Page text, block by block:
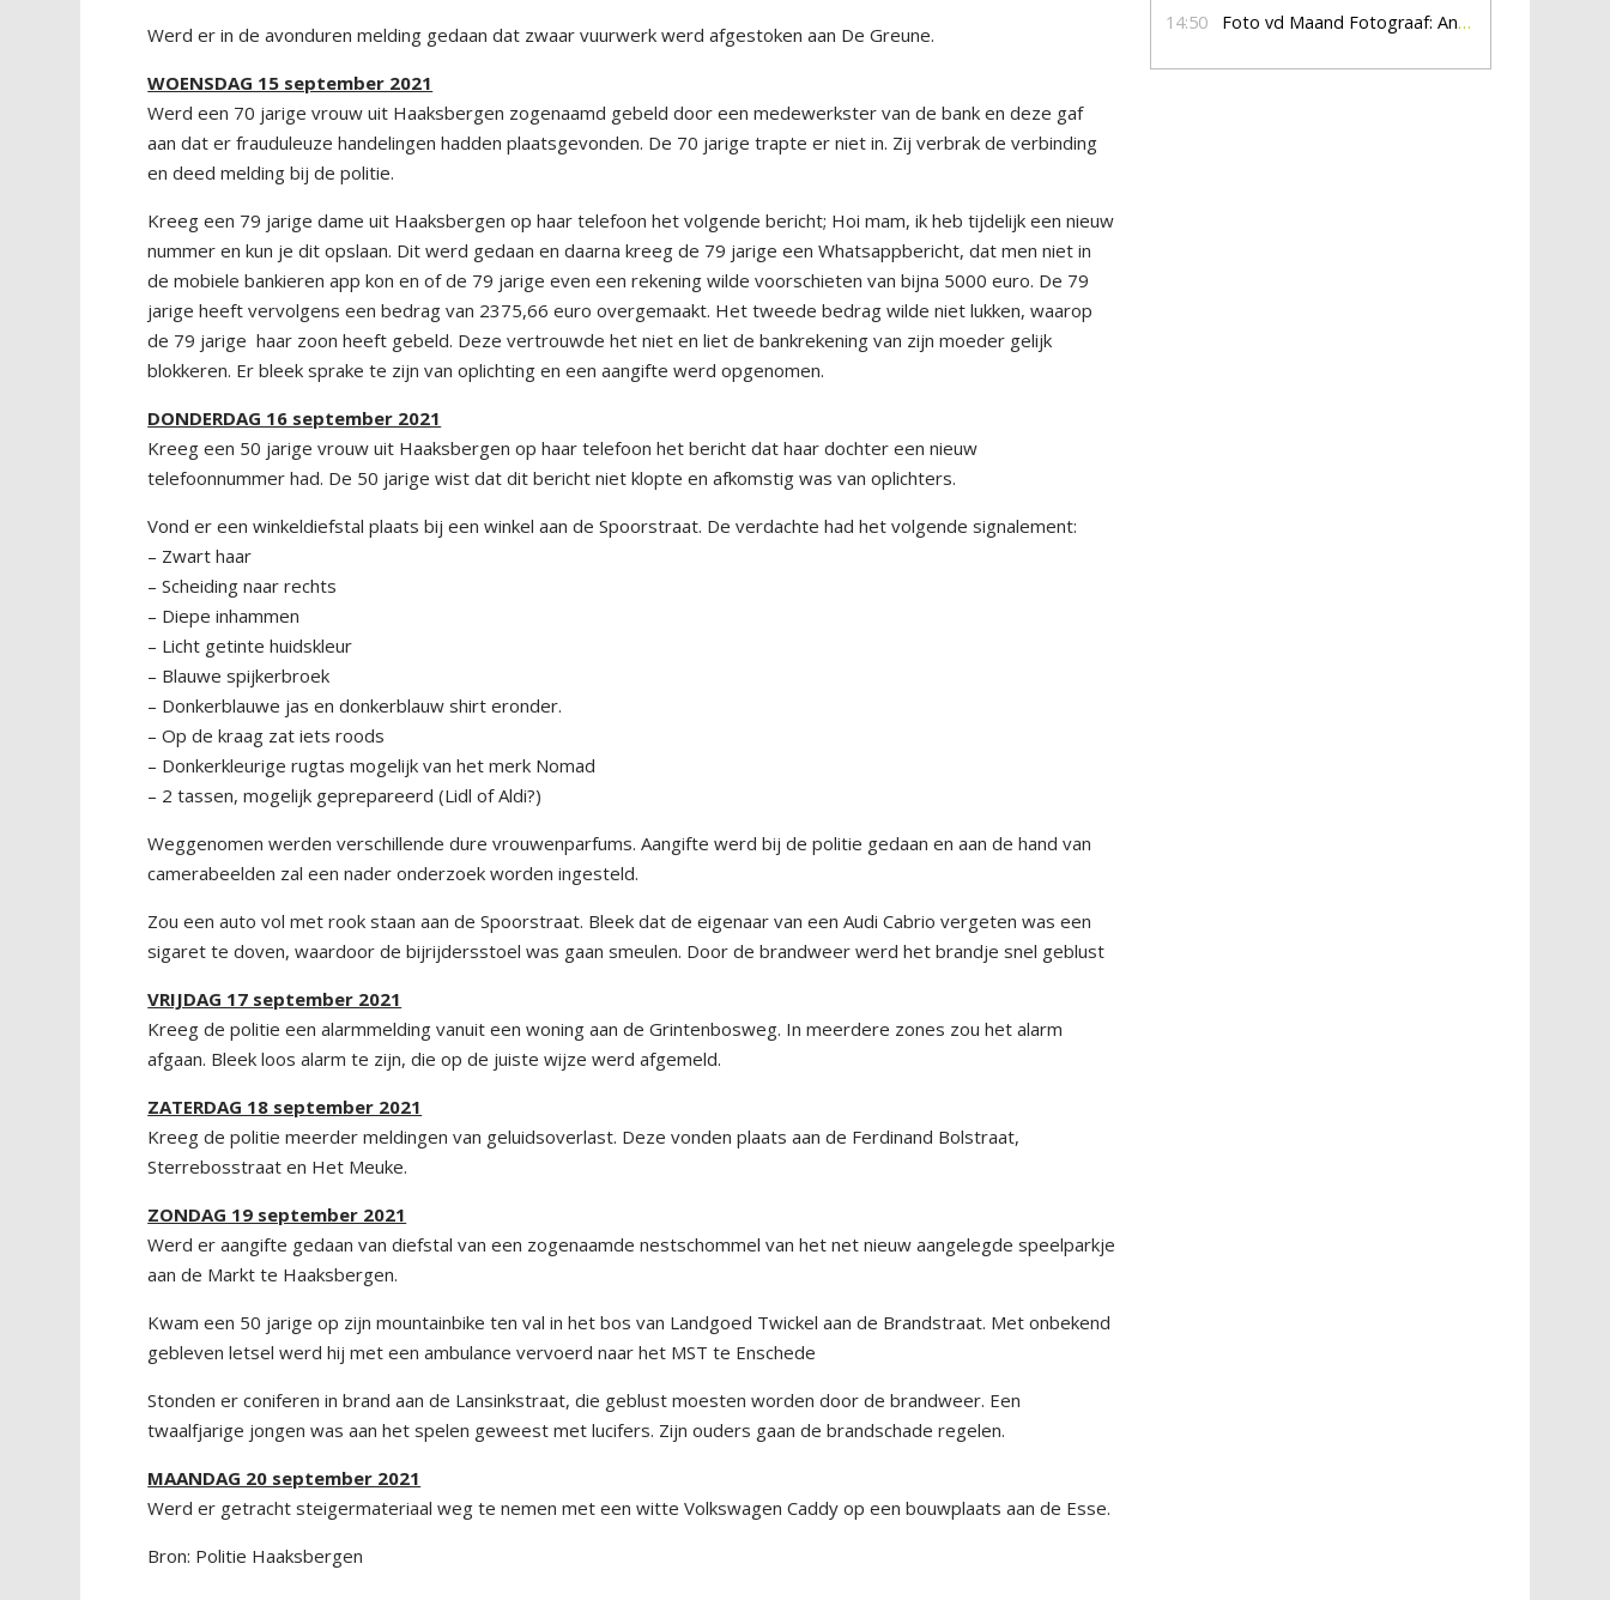
Werd er in de avonduren melding gedaan dat zwaar vuurwerk werd afgestoken aan De Greune.
WOENSDAG 15 september 2021
Werd een 70 jarige vrouw uit Haaksbergen zogenaamd gebeld door een medewerkster van de bank en deze gaf
aan dat er frauduleuze handelingen hadden plaatsgevonden. De 70 jarige trapte er niet in. Zij verbrak de verbinding
en deed melding bij de politie.
Kreeg een 79 jarige dame uit Haaksbergen op haar telefoon het volgende bericht; Hoi mam, ik heb tijdelijk een nieuw
nummer en kun je dit opslaan. Dit werd gedaan en daarna kreeg de 79 jarige een Whatsappbericht, dat men niet in
de mobiele bankieren app kon en of de 79 jarige even een rekening wilde voorschieten van bijna 5000 euro. De 79
jarige heeft vervolgens een bedrag van 2375,66 euro overgemaakt. Het tweede bedrag wilde niet lukken, waarop
de 79 jarige haar zoon heeft gebeld. Deze vertrouwde het niet en liet de bankrekening van zijn moeder gelijk
blokkeren. Er bleek sprake te zijn van oplichting en een aangifte werd opgenomen.
DONDERDAG 16 september 2021
Kreeg een 50 jarige vrouw uit Haaksbergen op haar telefoon het bericht dat haar dochter een nieuw
telefoonnummer had. De 50 jarige wist dat dit bericht niet klopte en afkomstig was van oplichters.
Vond er een winkeldiefstal plaats bij een winkel aan de Spoorstraat. De verdachte had het volgende signalement:
– Zwart haar
– Scheiding naar rechts
– Diepe inhammen
– Licht getinte huidskleur
– Blauwe spijkerbroek
– Donkerblauwe jas en donkerblauw shirt eronder.
– Op de kraag zat iets roods
– Donkerkleurige rugtas mogelijk van het merk Nomad
– 2 tassen, mogelijk geprepareerd (Lidl of Aldi?)
Weggenomen werden verschillende dure vrouwenparfums. Aangifte werd bij de politie gedaan en aan de hand van
camerabeelden zal een nader onderzoek worden ingesteld.
Zou een auto vol met rook staan aan de Spoorstraat. Bleek dat de eigenaar van een Audi Cabrio vergeten was een
sigaret te doven, waardoor de bijrijdersstoel was gaan smeulen. Door de brandweer werd het brandje snel geblust
VRIJDAG 17 september 2021
Kreeg de politie een alarmmelding vanuit een woning aan de Grintenbosweg. In meerdere zones zou het alarm
afgaan. Bleek loos alarm te zijn, die op de juiste wijze werd afgemeld.
ZATERDAG 18 september 2021
Kreeg de politie meerder meldingen van geluidsoverlast. Deze vonden plaats aan de Ferdinand Bolstraat,
Sterrebosstraat en Het Meuke.
ZONDAG 19 september 2021
Werd er aangifte gedaan van diefstal van een zogenaamde nestschommel van het net nieuw aangelegde speelparkje
aan de Markt te Haaksbergen.
Kwam een 50 jarige op zijn mountainbike ten val in het bos van Landgoed Twickel aan de Brandstraat. Met onbekend
gebleven letsel werd hij met een ambulance vervoerd naar het MST te Enschede
Stonden er coniferen in brand aan de Lansinkstraat, die geblust moesten worden door de brandweer. Een
twaalfjarige jongen was aan het spelen geweest met lucifers. Zijn ouders gaan de brandschade regelen.
MAANDAG 20 september 2021
Werd er getracht steigermateriaal weg te nemen met een witte Volkswagen Caddy op een bouwplaats aan de Esse.
Bron: Politie Haaksbergen
14:50 Foto vd Maand Fotograaf: Anna Jalving